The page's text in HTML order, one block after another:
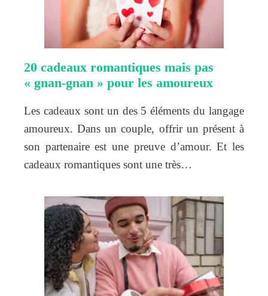
20 cadeaux romantiques mais pas
« gnan-gnan » pour les amoureux
Les cadeaux sont un des 5 éléments du langage
amoureux. Dans un couple, offrir un présent à
son partenaire est une preuve d’amour. Et les
cadeaux romantiques sont une très…